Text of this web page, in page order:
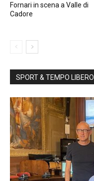
Fornari in scena a Valle di
Cadore
SPORT & TEMPO LIBERO